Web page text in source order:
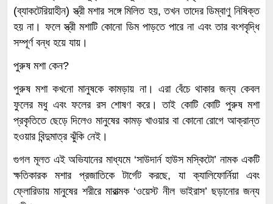
(ব্যাকটেরিয়াহীন) স্ত্রী মশার সঙ্গে মিলিত হয়, তখন তাদের ডিম্বাণু নিষিক্ত
হয় না। ফলে স্ত্রী মশাটি কোনো ডিম পাড়তে পারে না এবং তার বংশবৃদ্ধি
সম্পূর্ণ বন্ধ হয়ে যায়।
পুরুষ মশা কেন?
পুরুষ মশা কখনো মানুষকে কামড়ায় না। এরা বেঁচে থাকার জন্য কেবল
ফুলের মধু এবং ফলের রস শোষণ করে। তাই কোটি কোটি পুরুষ মশা
প্রকৃতিতে ছেড়ে দিলেও মানুষের কামড় খাওয়ার বা কোনো রোগে আক্রান্ত
হওয়ার বিন্দুমাত্র ঝুঁকি নেই।
গুগল মূলত এই অভিযানের মাধ্যমে ‘সাউদার্ন হাউস মস্কিটো’ নামক একটি
ক্ষতিকারক মশার প্রজাতিকে টার্গেট করছে, যা ক্যালিফোর্নিয়া এবং
ফ্লোরিডায় মানুষের শরীরে মারাত্মক ‘ওয়েস্ট নীল ভাইরাস’ ছড়ানোর জন্য